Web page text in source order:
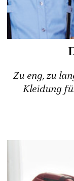
Zu eng, zu
Kleidung